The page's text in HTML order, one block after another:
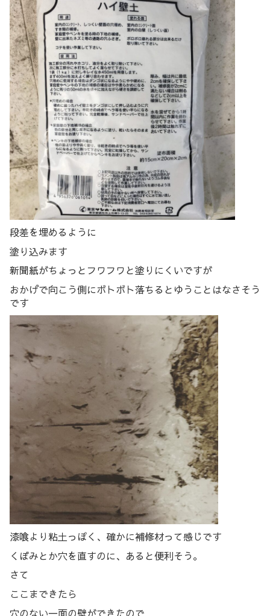
段差を埋めるように
塗り込みます
新聞紙がちょっとフワフワと塗りにくいですが
おかげで向こう側にボトボト落ちるとゆうことはなさそう
です
漆喰より粘土っぽく、確かに補修材って感じです
くぼみとか穴を直すのに、あると便利そう。
さて
ここまできたら
穴のない一面の壁ができたので